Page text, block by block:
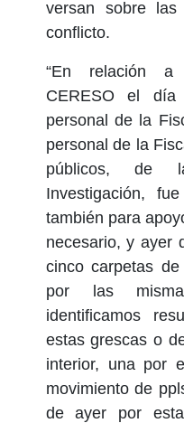
versan sobre
conflicto.
“En relación a
CERESO el
personal de la
personal de la
públicos, de
Investigación,
también para
necesario, y ayer
cinco carpetas
por las
identificamos
estas grescas o
interior, una por
movimiento de
de ayer por